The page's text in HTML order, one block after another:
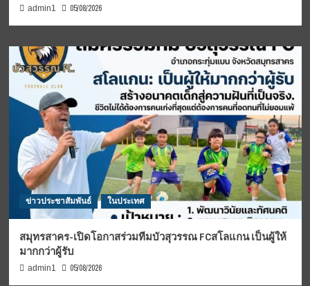
admin1 05/08/2026
ข่าวประชาสัมพันธ์ ในประเทศ
สมุทรสาคร-เปิดโอกาสร่วมทีมบัวสุวรรณ FCสโลแกน เป็นผู้ให้
มากกว่าผู้รับ
admin1 05/08/2026